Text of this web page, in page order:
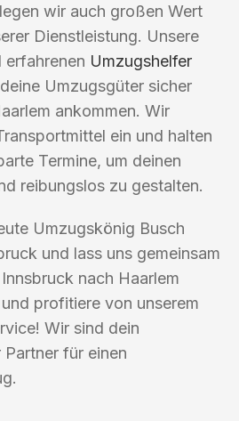
wir auch großen Wert
Dienstleistung. Unsere
erfahrenen Umzugshelfer
Umzugsgüter sicher
ankommen. Wir
ein und halten
Termine, um deinen
reibungslos zu gestalten.
Umzugskönig Busch
und lass uns gemeinsam
nach Haarlem
profitiere von unserem
Wir sind dein
für einen